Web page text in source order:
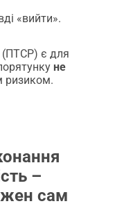
Rock Legacy це
травми
товариство
змінюють
«вийти».
(ПТСР) є для
не
ризиком.
–
сам